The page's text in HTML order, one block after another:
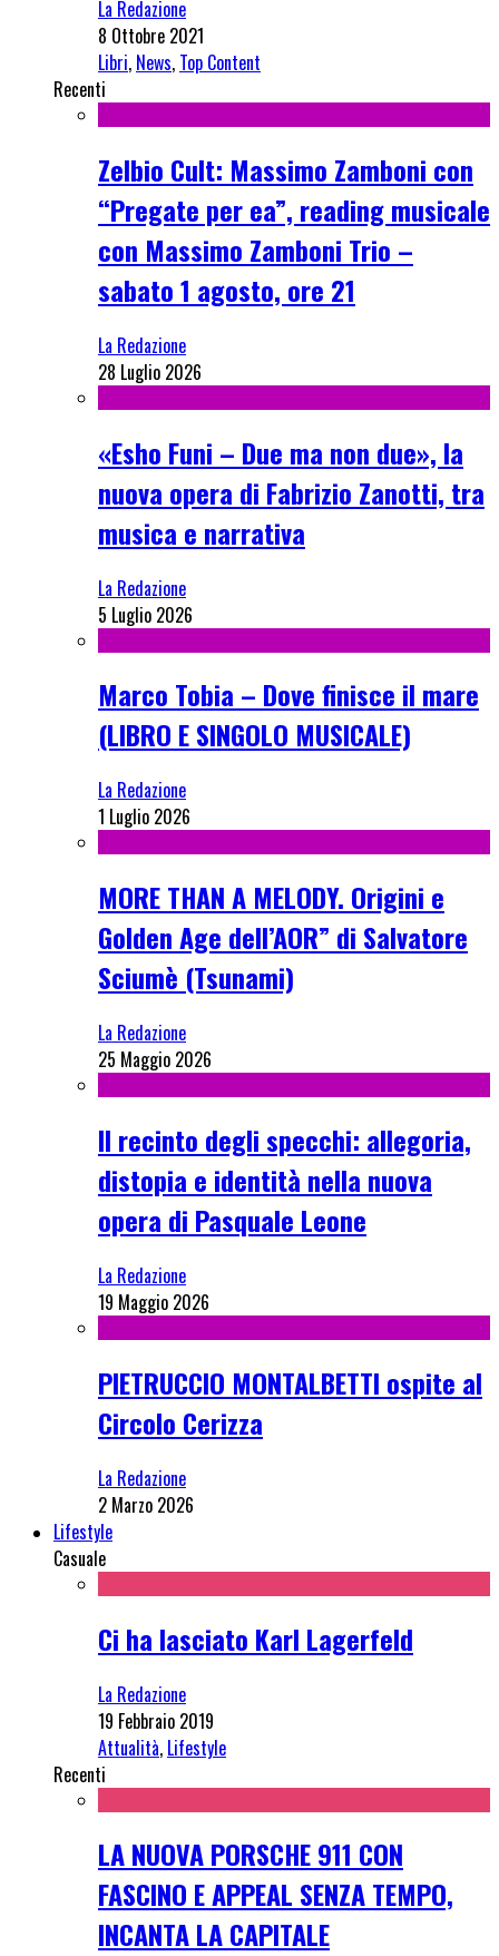
La Redazione
8 Ottobre 2021
Libri, News, Top Content
Recenti
Zelbio Cult: Massimo Zamboni con
“Pregate per ea”, reading musicale
con Massimo Zamboni Trio –
sabato 1 agosto, ore 21
La Redazione
28 Luglio 2026
«Esho Funi – Due ma non due», la
nuova opera di Fabrizio Zanotti, tra
musica e narrativa
La Redazione
5 Luglio 2026
Marco Tobia – Dove finisce il mare
(LIBRO E SINGOLO MUSICALE)
La Redazione
1 Luglio 2026
MORE THAN A MELODY. Origini e
Golden Age dell’AOR” di Salvatore
Sciumè (Tsunami)
La Redazione
25 Maggio 2026
Il recinto degli specchi: allegoria,
distopia e identità nella nuova
opera di Pasquale Leone
La Redazione
19 Maggio 2026
PIETRUCCIO MONTALBETTI ospite al
Circolo Cerizza
La Redazione
2 Marzo 2026
Lifestyle
Casuale
Ci ha lasciato Karl Lagerfeld
La Redazione
19 Febbraio 2019
Attualità, Lifestyle
Recenti
LA NUOVA PORSCHE 911 CON
FASCINO E APPEAL SENZA TEMPO,
INCANTA LA CAPITALE